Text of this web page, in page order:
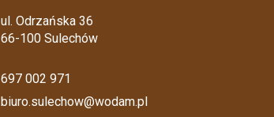
ul. Odrzańska 36
66-100 Sulechów
697 002 971
biuro.sulechow@wodam.pl